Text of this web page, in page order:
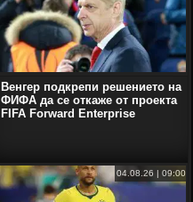
Венгер подкрепи решението на
ФИФА да се откаже от проекта
FIFA Forward Enterprise
04.08.26 | 09:00